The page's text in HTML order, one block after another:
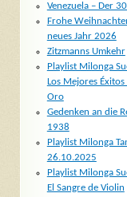
Venezuela – Der
Frohe
neues Jahr 2026
Zitzmanns Umkehr
Playlist Milonga
Los Mejores
Oro
Gedenken an die
1938
Playlist Milonga
26.10.2025
Playlist Milonga
El Sangre de Violin